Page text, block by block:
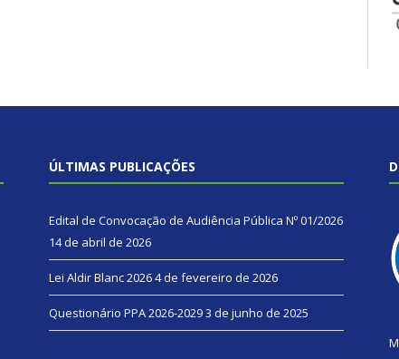
ÚLTIMAS PUBLICAÇÕES
Edital de Convocação de Audiência Pública Nº 01/2026
14 de abril de 2026
Lei Aldir Blanc 20264 de fevereiro de 2026
Questionário PPA 2026-20293 de junho de 2025